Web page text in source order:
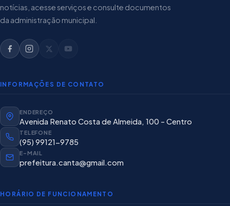
notícias, acesse serviços e consulte documentos
da administração municipal.
INFORMAÇÕES DE CONTATO
ENDEREÇO
Avenida Renato Costa de Almeida, 100 - Centro
TELEFONE
(95) 99121-9785
E-MAIL
prefeitura.canta@gmail.com
HORÁRIO DE FUNCIONAMENTO